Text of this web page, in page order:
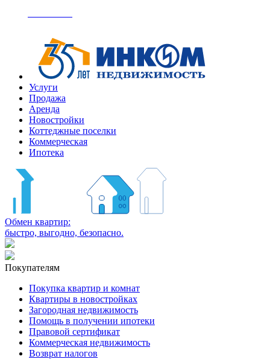
Услуги
Продажа
Аренда
Новостройки
Коттеджные поселки
Коммерческая
Ипотека
Обмен квартир:
быстро, выгодно, безопасно.
Покупателям
Покупка квартир и комнат
Квартиры в новостройках
Загородная недвижимость
Помощь в получении ипотеки
Правовой сертификат
Коммерческая недвижимость
Возврат налогов